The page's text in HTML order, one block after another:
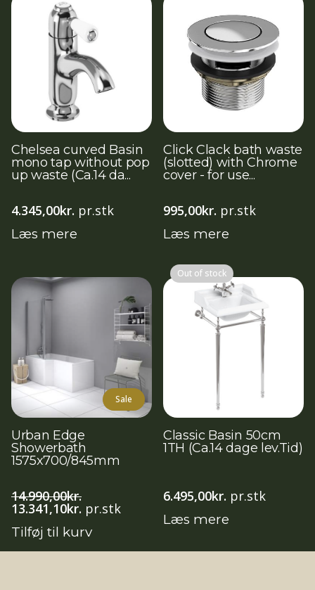
Chelsea curved Basin
mono tap without pop
up waste (Ca.14 da...
4.345,00kr. pr.stk
Læs mere
Click Clack bath waste
(slotted) with Chrome
cover - for use...
995,00kr. pr.stk
Læs mere
Sale
Urban Edge
Showerbath
1575x700/845mm
14.990,00kr.
Den
oprindelige
pris
13.341,10kr. Den
aktuelle
pris
pr.stk
Tilføj til kurv
Out of stock
Classic Basin 50cm
1TH (Ca.14 dage lev.Tid)
6.495,00kr. pr.stk
Læs mere